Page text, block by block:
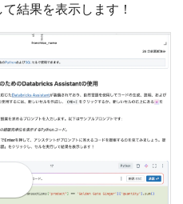
結果を表示します！